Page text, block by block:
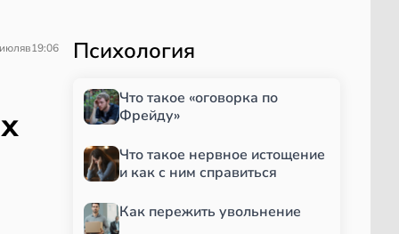
в19:06 Психология
Что такое «оговорка по
Фрейду»
Что такое нервное истощение
и как с ним справиться
Как пережить увольнение